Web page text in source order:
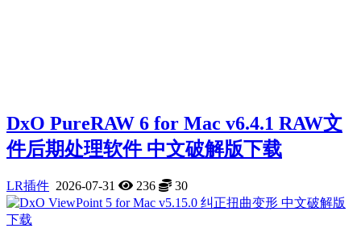
DxO PureRAW 6 for Mac v6.4.1 RAW文
件后期处理软件 中文破解版下载
LR插件 2026-07-31 236 30